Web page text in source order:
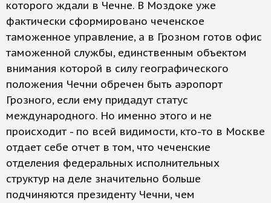
которого ждали в Чечне. В Моздоке уже
фактически сформировано чеченское
таможенное управление, а в Грозном готов офис
таможенной службы, единственным объектом
внимания которой в силу географического
положения Чечни обречен быть аэропорт
Грозного, если ему придадут статус
международного. Но именно этого и не
происходит - по всей видимости, кто-то в Москве
отдает себе отчет в том, что чеченские
отделения федеральных исполнительных
структур на деле значительно больше
подчиняются президенту Чечни, чем